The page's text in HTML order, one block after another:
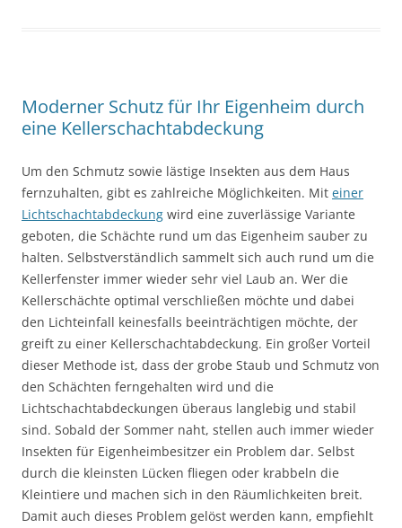
Moderner Schutz für Ihr Eigenheim durch
eine Kellerschachtabdeckung
Um den Schmutz sowie lästige Insekten aus dem Haus
fernzuhalten, gibt es zahlreiche Möglichkeiten. Mit einer
Lichtschachtabdeckung wird eine zuverlässige Variante
geboten, die Schächte rund um das Eigenheim sauber zu
halten. Selbstverständlich sammelt sich auch rund um die
Kellerfenster immer wieder sehr viel Laub an. Wer die
Kellerschächte optimal verschließen möchte und dabei
den Lichteinfall keinesfalls beeinträchtigen möchte, der
greift zu einer Kellerschachtabdeckung. Ein großer Vorteil
dieser Methode ist, dass der grobe Staub und Schmutz von
den Schächten ferngehalten wird und die
Lichtschachtabdeckungen überaus langlebig und stabil
sind. Sobald der Sommer naht, stellen auch immer wieder
Insekten für Eigenheimbesitzer ein Problem dar. Selbst
durch die kleinsten Lücken fliegen oder krabbeln die
Kleintiere und machen sich in den Räumlichkeiten breit.
Damit auch dieses Problem gelöst werden kann, empfiehlt